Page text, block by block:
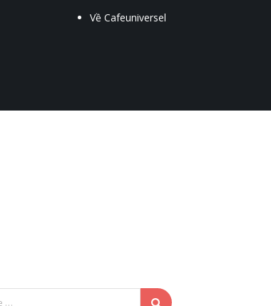
Về Cafeuniversel